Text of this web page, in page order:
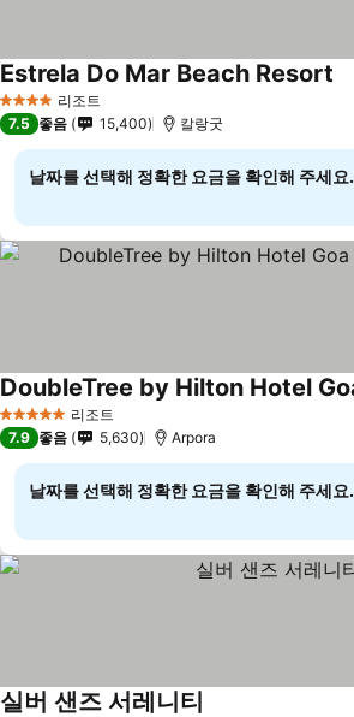
4 성급 리조트
Estrela Do Mar Beach Resort
7.5 좋음 15,400 칼랑굿
날짜를 선택해 정확한 요금을 확인해 주세요.
5 성급 리조트
7.9 좋음 5,630 Arpora
날짜를 선택해 정확한 요금을 확인해 주세요.
실버 샌즈 서레니티